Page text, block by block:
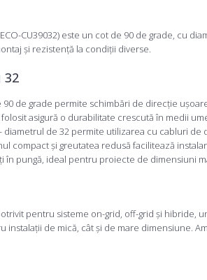
ECO-CU39032) este un cot de 90 de grade, cu
și rezistență la condiții diverse.
32
de grade permite schimbări de direcție
asigură o durabilitate crescută în medii
de 32 permite utilizarea cu cabluri
compact și greutatea redusă facilitează
în pungă, ideal pentru proiecte de dimensiuni
pentru sisteme on-grid, off-grid și
instalații de mică, cât și de mare dimensiune.